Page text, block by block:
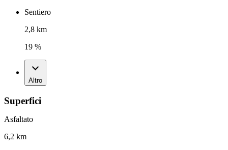
Sentiero
2,8 km
19 %
Altro
Superfici
Asfaltato
6,2 km